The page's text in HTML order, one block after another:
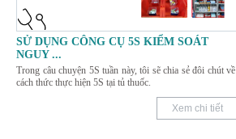
SỬ DỤNG CÔNG CỤ 5S KIỂM SOÁT
NGUY...
Trong câu chuyện 5S tuần này, tôi sẽ chia sẻ đôi chút về
cách thức thực hiện 5S tại tủ thuốc.
Xem chi tiết